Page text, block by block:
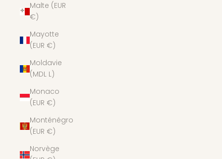
Malte (EUR
€)
Mayotte
(EUR €)
Moldavie
(MDL L)
Monaco
(EUR €)
Monténégro
(EUR €)
Norvège